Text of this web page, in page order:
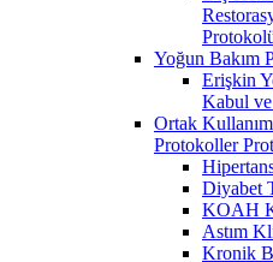
Yoğun Bakım
Erişkin
Kabul
Ortak
Protokoller
Diyabet
KOAH
Astım
Kronik